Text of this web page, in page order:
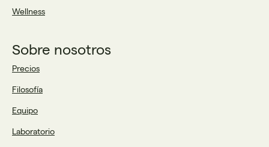
Wellness
Sobre nosotros
Precios
Filosofía
Equipo
Laboratorio